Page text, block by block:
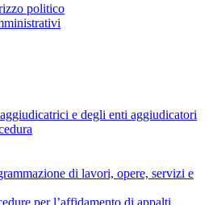
politico
e degli enti aggiudicatori
di lavori, opere, servizi e
per l’affidamento di appalti